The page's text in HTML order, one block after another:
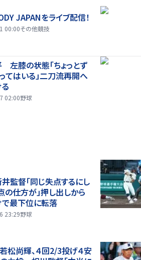
JAPANをライブ配信！
00:00その他競技
左膝の状態「ちょっとず
てはいる」二刀流再開へ
02:00野球
井監督「同じ失点するにし
の仕方が」押し出しから
最下位に転落
23:29野球
若松尚輝、４回2/3投げ４安